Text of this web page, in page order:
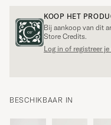
KOOP HET
Bij aankoop van dit
Store Credits.
Log in of registreer je
BESCHIKBAAR IN